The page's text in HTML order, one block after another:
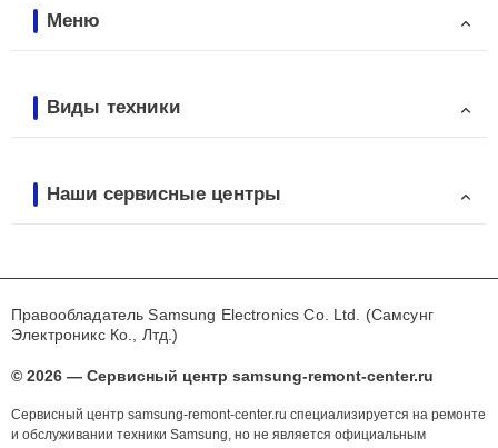
Меню
Виды техники
Наши сервисные центры
Правообладатель Samsung Electronics Co. Ltd. (Самсунг
Электроникс Ко., Лтд.)
© 2026 — Сервисный центр samsung-remont-center.ru
Сервисный центр samsung-remont-center.ru специализируется на ремонте
и обслуживании техники Samsung, но не является официальным